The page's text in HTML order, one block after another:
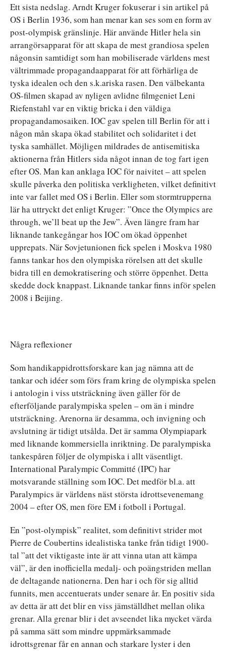
Ett sista nedslag. Arndt Kruger fokuserar i sin artikel på
OS i Berlin 1936, som han menar kan ses som en form av
post-olympisk gränslinje. Här använde Hitler hela sin
arrangörsapparat för att skapa de mest grandiosa spelen
någonsin samtidigt som han mobiliserade världens mest
vältrimmade propagandaapparat för att förhärliga de
tyska idealen och den s.k.ariska rasen. Den välbekanta
OS-filmen skapad av nyligen avlidne filmgeniet Leni
Riefenstahl var en viktig bricka i den väldiga
propagandamosaiken. IOC gav spelen till Berlin för att i
någon mån skapa ökad stabilitet och solidaritet i det
tyska samhället. Möjligen mildrades de antisemitiska
aktionerna från Hitlers sida något innan de tog fart igen
efter OS. Man kan anklaga IOC för naivitet – att spelen
skulle påverka den politiska verkligheten, vilket definitivt
inte var fallet med OS i Berlin. Eller som stormtrupperna
lär ha uttryckt det enligt Kruger: ”Once the Olympics are
through, we’ll beat up the Jew”. Även längre fram har
liknande tankegångar hos IOC om ökad öppenhet
upprepats. När Sovjetunionen fick spelen i Moskva 1980
fanns tankar hos den olympiska rörelsen att det skulle
bidra till en demokratisering och större öppenhet. Detta
skedde dock knappast. Liknande tankar finns inför spelen
2008 i Beijing.
Några reflexioner
Som handikappidrottsforskare kan jag nämna att de
tankar och idéer som förs fram kring de olympiska spelen
i antologin i viss utsträckning även gäller för de
efterföljande paralympiska spelen – om än i mindre
utsträckning. Arenorna är desamma, och invigning och
avslutning är tidigt utsålda. Det är samma Olympiapark
med liknande kommersiella inriktning. De paralympiska
tankespåren följer de olympiska i allt väsentligt.
International Paralympic Committé (IPC) har
motsvarande ställning som IOC. Det medför bl.a. att
Paralympics är världens näst största idrottsevenemang
2004 – efter OS, men före EM i fotboll i Portugal.
En ”post-olympisk” realitet, som definitivt strider mot
Pierre de Coubertins idealistiska tanke från tidigt 1900-
tal ”att det viktigaste inte är att vinna utan att kämpa
väl”, är den inofficiella medalj- och poängstriden mellan
de deltagande nationerna. Den har i och för sig alltid
funnits, men accentuerats under senare år. En positiv sida
av detta är att det blir en viss jämställdhet mellan olika
grenar. Alla grenar blir i det avseendet lika mycket värda
på samma sätt som mindre uppmärksammade
idrottsgrenar får en annan och starkare lyster i den